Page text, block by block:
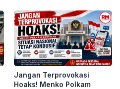
Jangan Terprovokasi
Hoaks! Menko Polkam